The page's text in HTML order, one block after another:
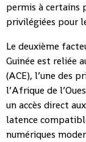
permis à certains
privilégiées pour
Le deuxième
Guinée est reliée
(ACE), l’une des
l’Afrique de
un accès direct
latence
numériques